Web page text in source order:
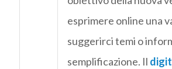
esprimere online una
suggerirci temi o
semplificazione. Il